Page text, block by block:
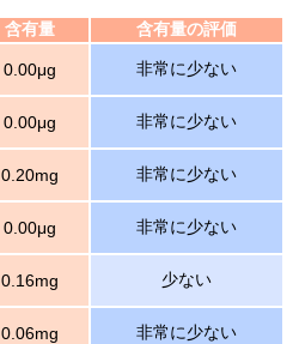
含有量 含有量の評価
0.00μg 非常に少ない
0.00μg 非常に少ない
0.20mg 非常に少ない
0.00μg 非常に少ない
0.16mg 少ない
0.06mg 非常に少ない